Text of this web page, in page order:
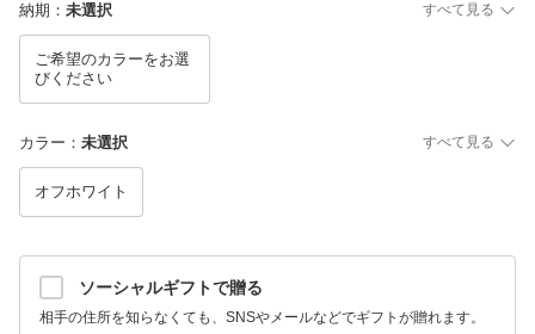
納期 ： 未選択 すべて見る
ご希望のカラーをお選
びください
カラー ： 未選択 すべて見る
オフホワイト
ソーシャルギフトで贈る
相手の住所を知らなくても、SNSやメールなどでギフトが贈れます。